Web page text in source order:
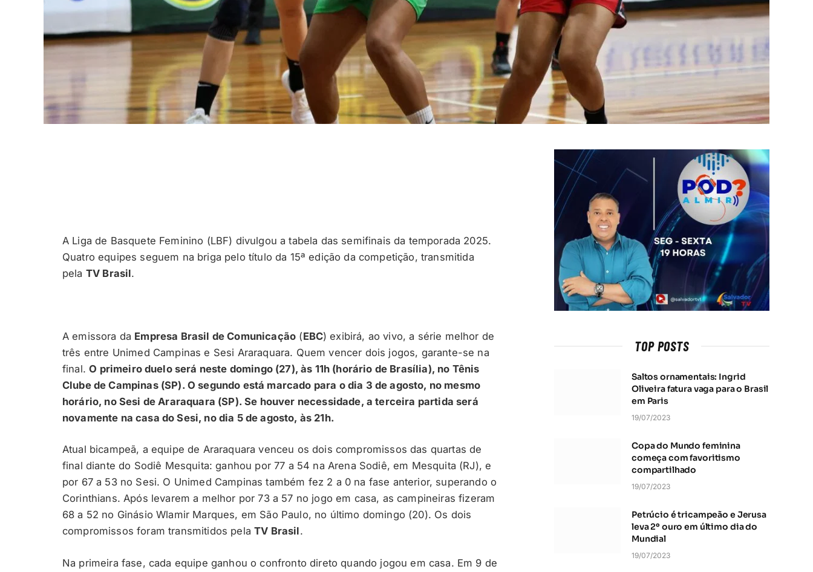
A Liga de Basquete Feminino (LBF) divulgou a tabela das semifinais da temporada 2025.
Quatro equipes seguem na briga pelo título da 15ª edição da competição, transmitida
pela TV Brasil.
A emissora da Empresa Brasil de Comunicação (EBC) exibirá, ao vivo, a série melhor de
três entre Unimed Campinas e Sesi Araraquara. Quem vencer dois jogos, garante-se na
final.O primeiro duelo será neste domingo (27), às 11h (horário de Brasília), no Tênis
Clube de Campinas (SP). O segundo está marcado para o dia 3 de agosto, no mesmo
horário, no Sesi de Araraquara (SP). Se houver necessidade, a terceira partida será
novamente na casa do Sesi, no dia 5 de agosto, às 21h.
Atual bicampeã, a equipe de Araraquara venceu os dois compromissos das quartas de
final diante do Sodiê Mesquita: ganhou por 77 a 54 na Arena Sodiê, em Mesquita (RJ), e
por 67 a 53 no Sesi. O Unimed Campinas também fez 2 a 0 na fase anterior, superando o
Corinthians. Após levarem a melhor por 73 a 57 no jogo em casa, as campineiras fizeram
68 a 52 no Ginásio Wlamir Marques, em São Paulo, no último domingo (20). Os dois
compromissos foram transmitidos pelaTV Brasil.
Na primeira fase, cada equipe ganhou o confronto direto quando jogou em casa. Em 9 de
TOP POSTS
Saltos ornamentais: Ingrid
Oliveira fatura vaga para o Brasil
em Paris
19/07/2023
Copa do Mundo feminina
começa com favoritismo
compartilhado
19/07/2023
Petrúcio é tricampeão e Jerusa
leva 2º ouro em último dia do
Mundial
19/07/2023